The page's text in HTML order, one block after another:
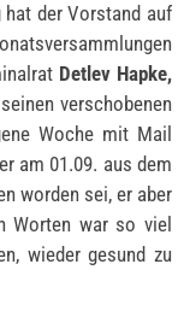
hat der Vorstand auf
Detlev Hapke,
verschobenen
Woche mit Mail
am 01.09. aus dem
worden sei, er aber
Worten war so viel
wieder gesund zu